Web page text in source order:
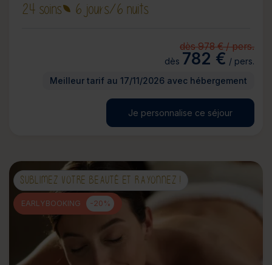
24 soins 6 jours/6 nuits
dès 978 € / pers.
dès 782 € / pers.
Meilleur tarif au 17/11/2026 avec hébergement
Je personnalise ce séjour
SUBLIMEZ VOTRE BEAUTÉ ET RAYONNEZ !
EARLYBOOKING -20%